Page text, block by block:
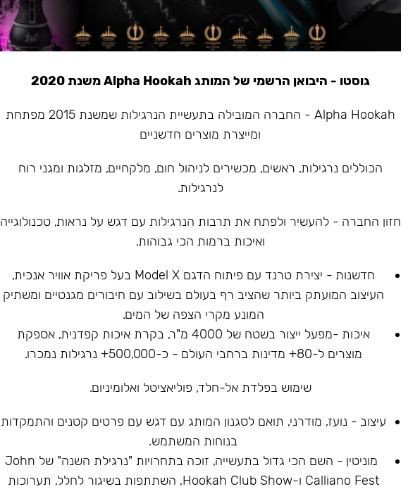
גוסטו - היבואן הרשמי של המותג Alpha Hookah משנת 2020
Alpha Hookah - החברה המובילה בתעשיית הנרגילות שמשנת 2015 מפתחת
ומייצרת מוצרים חדשניים
הכוללים נרגילות, ראשים, מכשירים לניהול חום, מלקחיים, מזלגות ומגני רוח
לנרגילות.
חזון החברה - להעשיר ולפתח את תרבות הנרגילות עם דגש על נראות, טכנולוגייה
ואיכות ברמות הכי גבוהות.
חדשנות - יצירת טרנד עם פיתוח הדגם Model X בעל פריקת אוויר אנכית,
העיצוב המועתק ביותר שהציב רף בעולם בשילוב עם חיבורים מגנטיים ומשתיק
המונע מקרי הצפה של המים.
איכות -מפעל ייצור בשטח של 4000 מ"ר, בקרת איכות קפדנית, אספקת
מוצרים ל-80+ מדינות ברחבי העולם - כ-500,000+ נרגילות נמכרו.
שימוש בפלדת אל-חלד, פוליאציטל ואלומיניום.
עיצוב - נועז, מודרני, תואם לסגנון המותג עם דגש עם פרטים קטנים והתמקדות
בנוחות המשתמש.
מוניטין - השם הכי גדול בתעשייה, זוכה בתחרויות "נרגילת השנה" של John
Calliano Fest ו-Hookah Club Show, השתתפות בשיגור לחלל, תערוכות